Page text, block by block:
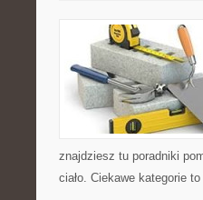
znajdziesz tu poradniki
ciało. Ciekawe kategorie